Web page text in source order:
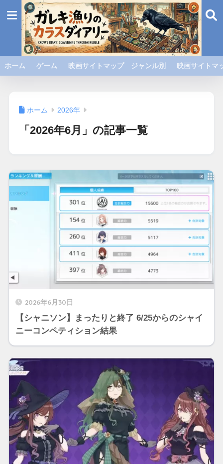
ホーム ゲーム 映画サイトマップ ジャンル別 映画サイト
ホーム 2026年
「2026年6月」の記事一覧
2026年6月30日
【シャニソン】まったりと終了 6/25からのシャイ
ニーコンペティション結果